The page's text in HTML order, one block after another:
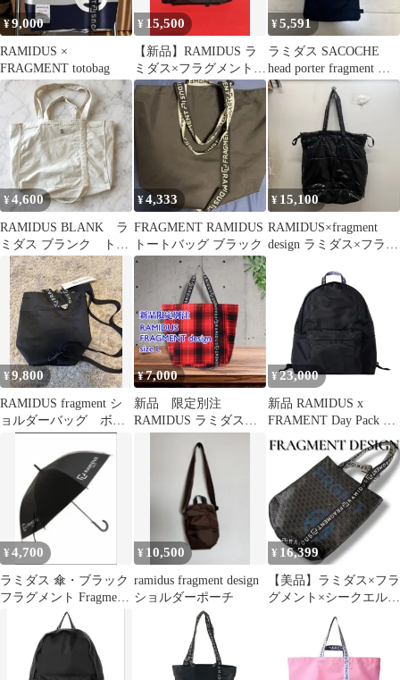
¥9,000
RAMIDUS ×
FRAGMENT totobag
¥ 15,500
【新品】RAMIDUS ラ
ミダス×フラグメントデ
ザイン バックパッ
ク デイパック
¥5,591
ラミダス SACOCHE
head porter fragment 藤
原ヒロシ
¥4,600
RAMIDUS BLANK ラ
ミダス ブランク トー
トバッグ フラグメン
ト
¥4,333
FRAGMENT RAMIDUS
トートバッグ ブラック
¥ 15,100
RAMIDUS×fragment
design ラミダス×フラグ
MIRAGE TOTE トート
バッグ ブラック size:-
【中目黒B06】
¥9,800
RAMIDUS fragment シ
ョルダーバッグ ボン
サック 藤原ヒロシ
¥7,000
新品 限定別注
RAMIDUS ラミダス
バッグ large
¥ 23,000
新品 RAMIDUS x
FRAMENT Day Pack デ
イパック リュック
¥4,700
ラミダス 傘・ブラック
フラグメント Fragment
PORTER ポーター
¥ 10,500
ramidus fragment design
ショルダーポーチ
¥ 16,399
【美品】ラミダス×フラ
グメント×シークエル
トートバッグ コラボ 黒￼